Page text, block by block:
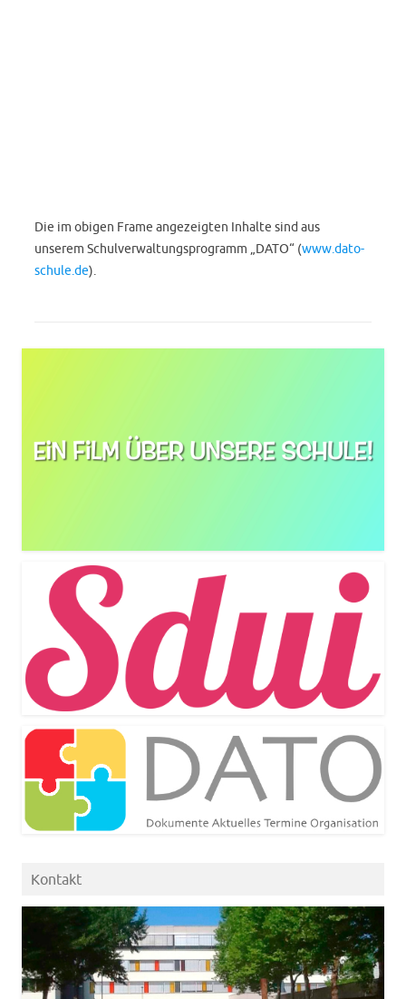
Die im obigen Frame angezeigten Inhalte sind aus
unserem Schulverwaltungsprogramm „DATO“ (www.dato-
schule.de).
Kontakt